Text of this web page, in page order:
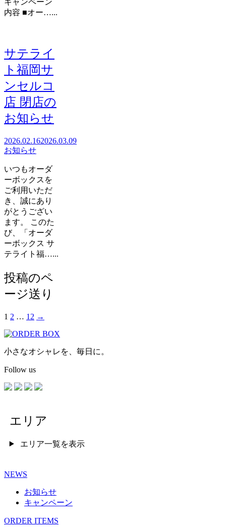
キャンペーン
内容 ■オー…...
サテライ
ト福岡サ
ンセルコ
店 閉店の
お知らせ
2026.02.162026.03.09
お知らせ
いつもオーダ
ーボックスを
ご利用いただ
き、誠にあり
がとうござい
ます。 このた
び、「オーダ
ーボックス サ
テライト福…...
投稿のペ
ージ送り
1 2 … 12 →
小さなオシャレを、毎日に。
Follow us
エリア
エリア一覧を表示
NEWS
お知らせ
キャンペーン
ORDER ITEMS